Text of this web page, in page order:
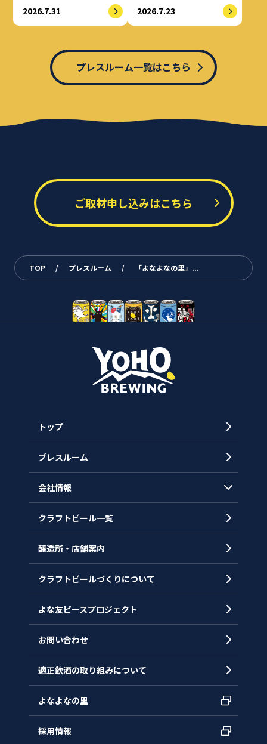
2026.7.31
2026.7.23
プレスルーム一覧はこちら
ご取材申し込みはこちら
TOP / プレスルーム / 「よなよなの里」...
トップ
プレスルーム
会社情報
会社概要
沿革
クラフトビール一覧
醸造所・店舗案内
クラフトビールづくりについて
よな友ピースプロジェクト
お問い合わせ
適正飲酒の取り組みについて
よなよなの里
採用情報